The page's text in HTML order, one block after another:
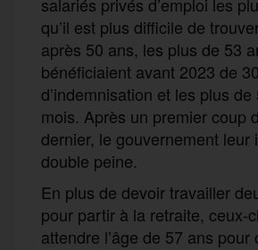
qu’il est plus difficile de
après 50 ans, les plus de 53
bénéficiaient avant 2023 de
d’indemnisation et les plus
mois. Après un premier coup
dernier, le gouvernement leur
double peine.
En plus de devoir travailler
pour partir à la retraite, ceux-
attendre l’âge de 57 ans pour